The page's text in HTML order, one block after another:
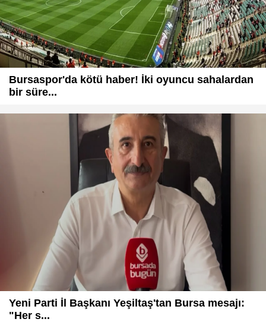
Bursaspor'da kötü haber! İki oyuncu sahalardan
bir süre...
Yeni Parti İl Başkanı Yeşiltaş'tan Bursa mesajı:
"Her s...